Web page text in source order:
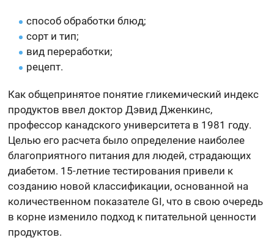
способ обработки блюд;
сорт и тип;
вид переработки;
рецепт.
Как общепринятое понятие гликемический индекс
продуктов ввел доктор Дэвид Дженкинс,
профессор канадского университета в 1981 году.
Целью его расчета было определение наиболее
благоприятного питания для людей, страдающих
диабетом. 15-летние тестирования привели к
созданию новой классификации, основанной на
количественном показателе GI, что в свою очередь
в корне изменило подход к питательной ценности
продуктов.